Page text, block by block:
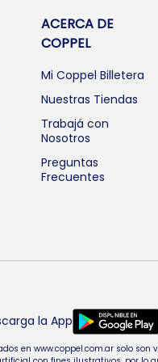
ACERCA DE
COPPEL
Mi Coppel Billetera
Nuestras Tiendas
Trabajá con
Nosotros
Preguntas
Frecuentes
la App
en www.coppel.com.ar solo